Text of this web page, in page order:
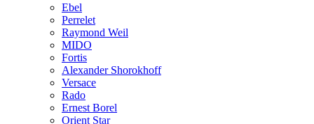
Ebel
Perrelet
Raymond Weil
MIDO
Fortis
Alexander Shorokhoff
Versace
Rado
Ernest Borel
Orient Star